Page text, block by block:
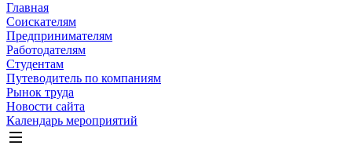
Главная
Соискателям
Предпринимателям
Работодателям
Студентам
Путеводитель по компаниям
Рынок труда
Новости сайта
Календарь мероприятий